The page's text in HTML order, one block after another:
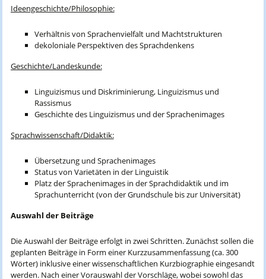
Ideengeschichte/Philosophie:
Verhältnis von Sprachenvielfalt und Machtstrukturen
dekoloniale Perspektiven des Sprachdenkens
Geschichte/Landeskunde:
Linguizismus und Diskriminierung, Linguizismus und
Rassismus
Geschichte des Linguizismus und der Sprachenimages
Sprachwissenschaft/Didaktik:
Übersetzung und Sprachenimages
Status von Varietäten in der Linguistik
Platz der Sprachenimages in der Sprachdidaktik und im
Sprachunterricht (von der Grundschule bis zur Universität)
Auswahl der Beiträge
Die Auswahl der Beiträge erfolgt in zwei Schritten. Zunächst sollen die
geplanten Beiträge in Form einer Kurzzusammenfassung (ca. 300
Wörter) inklusive einer wissenschaftlichen Kurzbiographie eingesandt
werden. Nach einer Vorauswahl der Vorschläge, wobei sowohl das